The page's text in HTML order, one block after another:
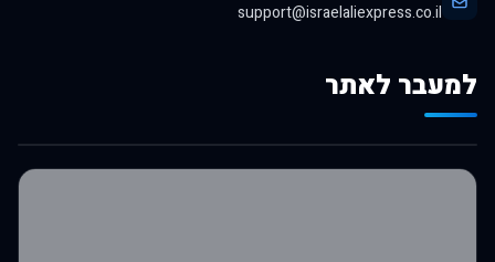
support@israelaliexpress.co.il
למעבר לאתר
לרכישה באלי אקספרס